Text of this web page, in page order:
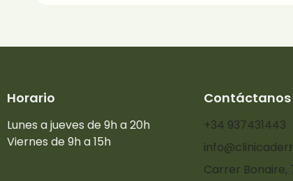
Horario
Lunes a jueves de 9h a 20h
Viernes de 9h a 15h
Contáctanos
+34 937431443
Carrer Bonaire,